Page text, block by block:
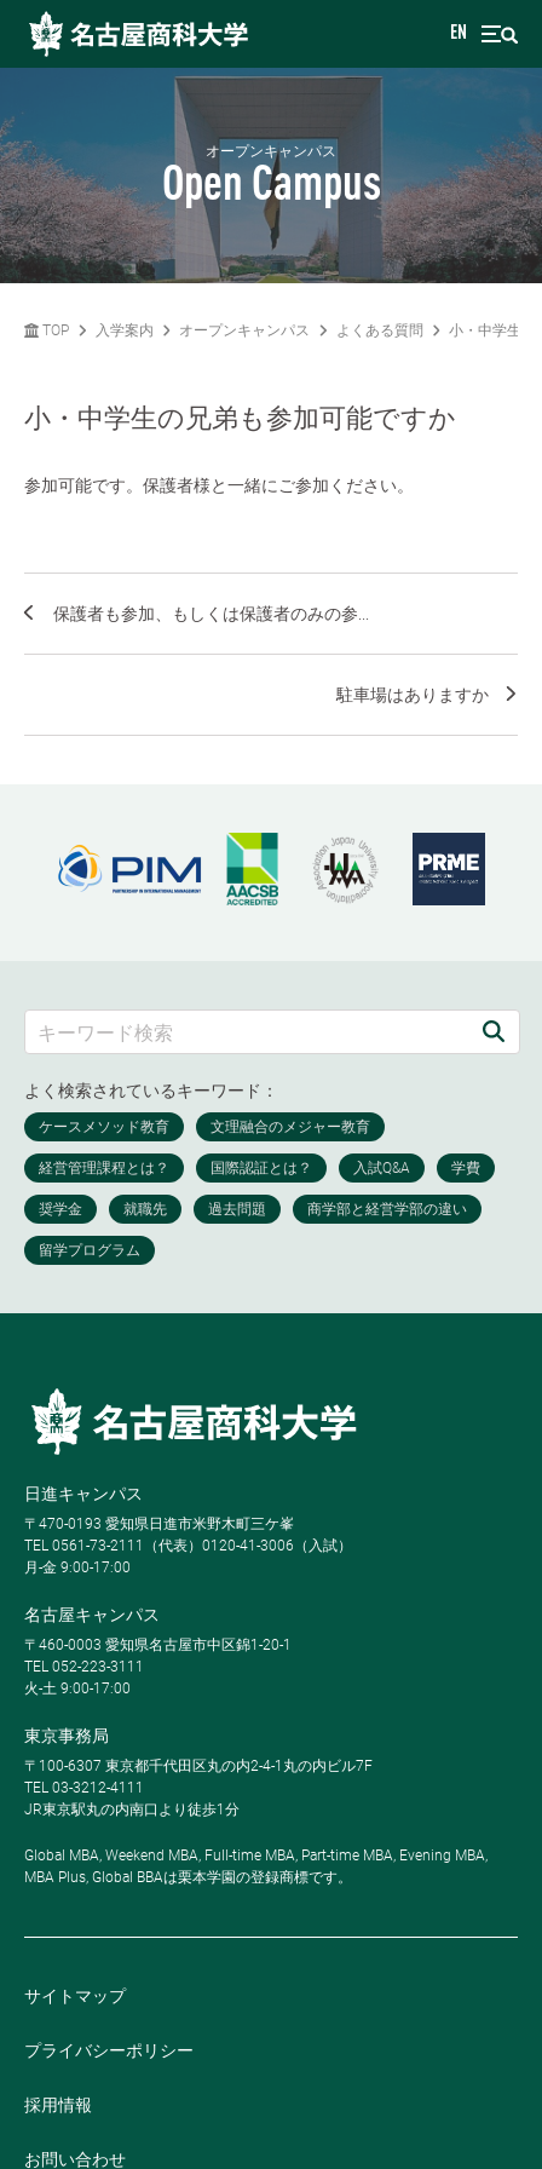
EN
オープンキャンパス
Open Campus
TOP 入学案内 オープンキャンパス よくある質問 小・中学生の
小・中学生の兄弟も参加可能ですか
参加可能です。保護者様と一緒にご参加ください。
保護者も参加、もしくは保護者のみの参...
駐車場はありますか
よく検索されているキーワード：
日進キャンパス
〒470-0193 愛知県日進市米野木町三ケ峯
TEL 0561-73-2111（代表）0120-41-3006（入試）
月-金 9:00-17:00
名古屋キャンパス
〒460-0003 愛知県名古屋市中区錦1-20-1
TEL 052-223-3111
火-土 9:00-17:00
東京事務局
〒100-6307 東京都千代田区丸の内2-4-1丸の内ビル7F
TEL 03-3212-4111
JR東京駅丸の内南口より徒歩1分
Global MBA, Weekend MBA, Full-time MBA, Part-time MBA, Evening MBA,
MBA Plus, Global BBAは栗本学園の登録商標です。
サイトマップ
プライバシーポリシー
採用情報
お問い合わせ